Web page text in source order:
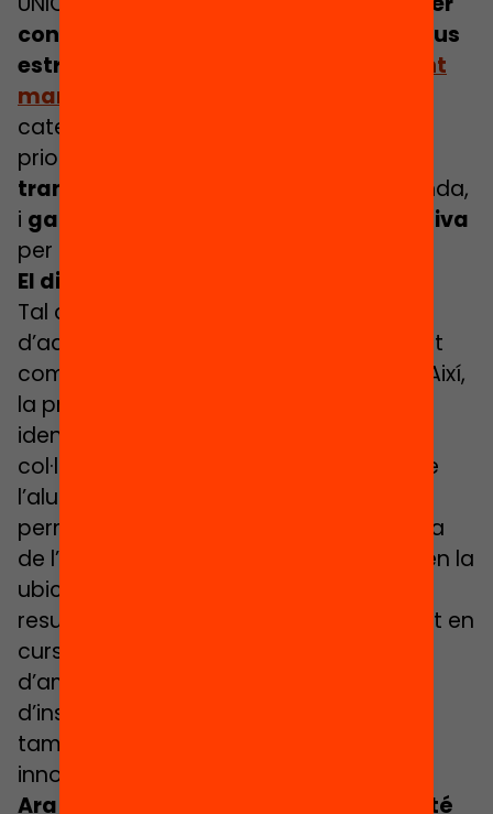
configurar les dimensions i els objectius
estratègics plantejats en el
document
marc de l’Educació híbrida
categoritzant-los sota dos epígrafs
prioritaris:
transformació educativa
per una banda,
i garantir l’equitat i la inclusió educativa
per una altra banda.
El dia a dia d’un institut híbrid
Tal com hem dit, un dels avantatges
d’aquest model educatiu és que permet
combinar el millor d’ambdós sistemes. Així,
la presencialitat ajuda a la cohesió i
identitat com a grup, promou la
col·laboració i afavoreix la implicació de
l’alumnat. I la virtualitat i l’asincronia
permeten una participació més reflexiva
de l’alumne, ofereixen major flexibilitat en la
ubicació i el temps i mostra millors
resultats d’aprenentatge (especialment en
cursos més avançats). La combinació
d’ambdues permet incloure materials
d’instrucció més autèntics i variats, i
també activitats d’aprenentatge
innovadores.
Ara bé, és una modalitat que també té